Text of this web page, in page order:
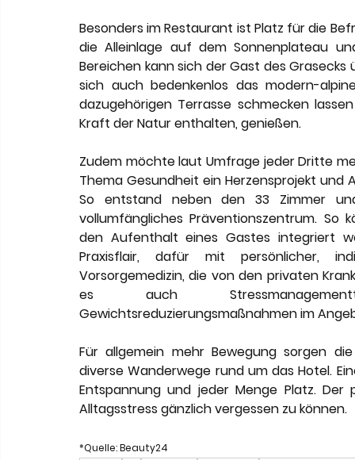
Besonders im Restaurant ist Platz für die
die Alleinlage auf dem Sonnenplateau
Bereichen kann sich der Gast des
sich auch bedenkenlos das modern-
dazugehörigen Terrasse schmecken
Kraft der Natur enthalten, genießen.
Zudem möchte laut Umfrage jeder Dritte
Thema Gesundheit ein Herzensprojekt und
So entstand neben den 33 Zimmer
vollumfängliches Präventionszentrum. So
den Aufenthalt eines Gastes integriert
Praxisflair, dafür mit persönlicher,
Vorsorgemedizin, die von den privaten
es auch
Gewichtsreduzierungsmaßnahmen im
Für allgemein mehr Bewegung sorgen
diverse Wanderwege rund um das Hotel.
Entspannung und jeder Menge Platz.
Alltagsstress gänzlich vergessen zu können.
*Quelle: Beauty24